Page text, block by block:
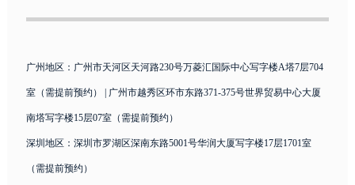
广州地区：广州市天河区天河路230号万菱汇国际中心写字楼A塔7层704
室（需提前预约） | 广州市越秀区环市东路371-375号世界贸易中心大厦
南塔写字楼15层07室（需提前预约）
深圳地区：深圳市罗湖区深南东路5001号华润大厦写字楼17层1701室
（需提前预约）